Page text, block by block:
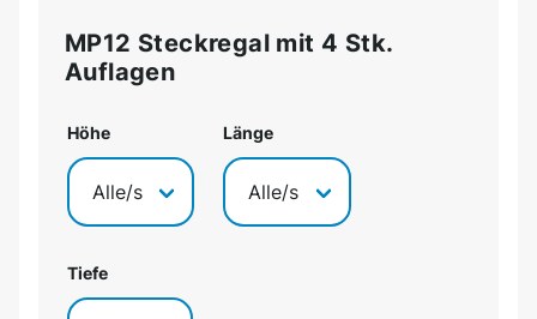
MP12 Steckregal mit 4 Stk.
Auflagen
Höhe Länge
Tiefe